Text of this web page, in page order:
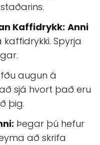
Kaffidrykk: Anni
Spyrja
augun á
sjá hvort það eru
þig.
Þegar þú hefur
að skrifa